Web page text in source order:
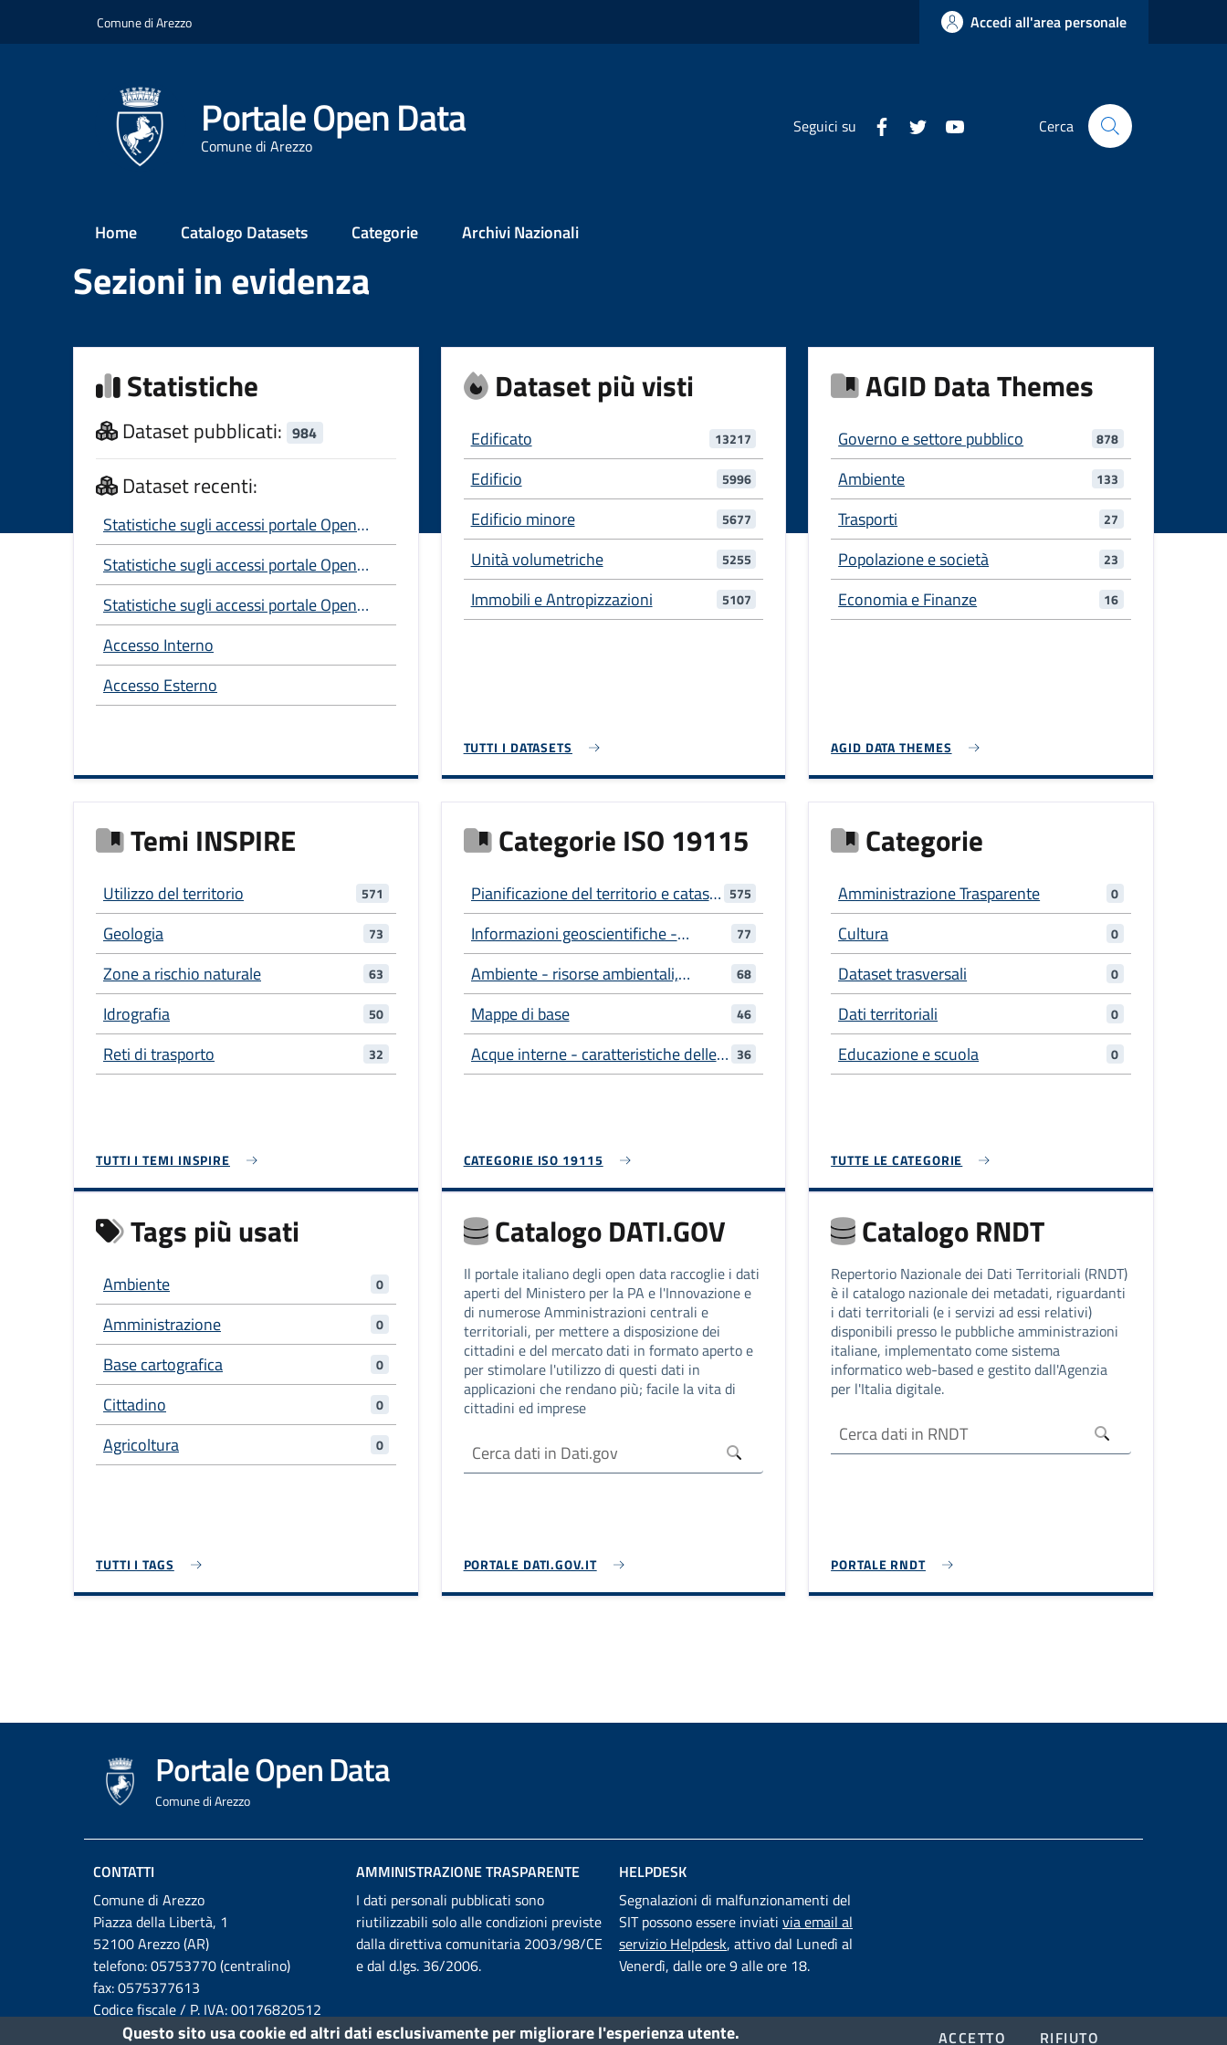
Comune di Arezzo Accedi all'area personale
Portale Open Data
Comune di Arezzo
Seguici su Cerca
Main
Menu
Home Catalogo Datasets Categorie Archivi Nazionali
Sezioni in evidenza
Statistiche
Dataset pubblicati: 984
Dataset recenti:
Statistiche sugli accessi portale Open
Data - Anno 2026
Statistiche sugli accessi portale Open
Data
Statistiche sugli accessi portale Open
Data - Anno 2025
Accesso Interno
Accesso Esterno
Dataset più visti
Edificato 13217
Edificio 5996
Edificio minore 5677
Unità volumetriche 5255
Immobili e Antropizzazioni 5107
TUTTI I DATASETS
AGID Data Themes
Governo e settore pubblico 878
Ambiente 133
Trasporti 27
Popolazione e società 23
Economia e Finanze 16
AGID DATA THEMES
Temi INSPIRE
Utilizzo del territorio 571
Geologia 73
Zone a rischio naturale 63
Idrografia 50
Reti di trasporto 32
TUTTI I TEMI INSPIRE
Categorie ISO 19115
Pianificazione del territorio e catasto
- informazioni utilizzate per azioni
adeguate per il futuro utilizzo del
territorio
575
Informazioni geoscientifiche -
informazioni relative alle scienze
della Terra
77
Ambiente - risorse ambientali,
protezione e conservazione
68
Mappe di base 46
Acque interne - caratteristiche delle
acque interne, sistemi di drenaggio e
36
CATEGORIE ISO 19115
Categorie
Amministrazione Trasparente 0
Cultura 0
Dataset trasversali 0
Dati territoriali 0
Educazione e scuola 0
TUTTE LE CATEGORIE
Tags più usati
Ambiente 0
Amministrazione 0
Base cartografica 0
Cittadino 0
Agricoltura 0
TUTTI I TAGS
Catalogo DATI.GOV
Il portale italiano degli open data raccoglie i dati
aperti del Ministero per la PA e l'Innovazione e
di numerose Amministrazioni centrali e
territoriali, per mettere a disposizione dei
cittadini e del mercato dati in formato aperto e
per stimolare l'utilizzo di questi dati in
applicazioni che rendano più; facile la vita di
cittadini ed imprese
PORTALE DATI.GOV.IT
Catalogo RNDT
Repertorio Nazionale dei Dati Territoriali (RNDT)
è il catalogo nazionale dei metadati, riguardanti
i dati territoriali (e i servizi ad essi relativi)
disponibili presso le pubbliche amministrazioni
italiane, implementato come sistema
informatico web-based e gestito dall'Agenzia
per l'Italia digitale.
PORTALE RNDT
Portale Open Data
Comune di Arezzo
CONTATTI
Comune di Arezzo
Piazza della Libertà, 1
52100 Arezzo (AR)
telefono: 05753770 (centralino)
fax: 0575377613
Codice fiscale / P. IVA: 00176820512
Email:
AMMINISTRAZIONE TRASPARENTE
I dati personali pubblicati sono
riutilizzabili solo alle condizioni previste
dalla direttiva comunitaria 2003/98/CE
e dal d.lgs. 36/2006.
HELPDESK
Segnalazioni di malfunzionamenti del
SIT possono essere inviati via email al
servizio Helpdesk, attivo dal Lunedì al
Venerdì, dalle ore 9 alle ore 18.
Questo sito usa cookie ed altri dati esclusivamente per migliorare l'esperienza utente. ACCETTO RIFIUTO